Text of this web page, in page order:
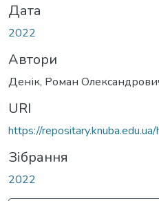
Дата
2022
Автори
Денік, Роман
URI
https://
Зібрання
2022